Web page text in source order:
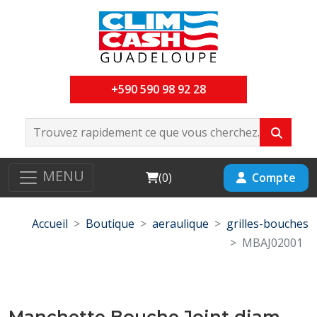
+590 590 98 92 28
MENU Cart
(0) Compte
Accueil Boutique aeraulique
grilles-bouches
MBAJ02001